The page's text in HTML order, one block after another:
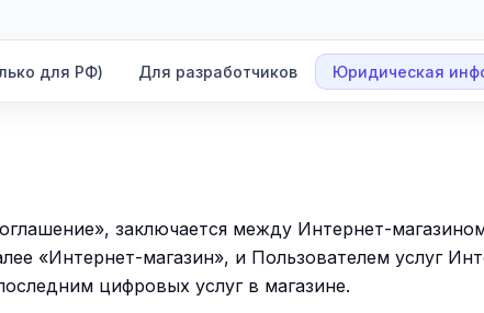
для РФ) Для разработчиков Юридическая
заключается между Интернет-
«Интернет-магазин», и Пользователем услуг
цифровых услуг в магазине.